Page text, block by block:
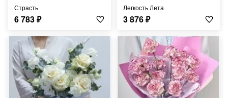
Страсть
6 783₽
Легкость Лета
3 876₽